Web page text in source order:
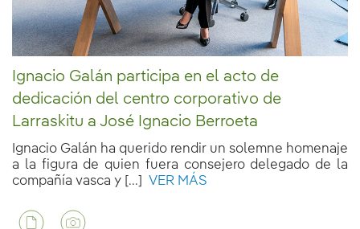
Ignacio Galán participa en el acto de
dedicación del centro corporativo de
Larraskitu a José Ignacio Berroeta
Ignacio Galán ha querido rendir un solemne homenaje
a la figura de quien fuera consejero delegado de la
compañía vasca y [...]
VER MÁS